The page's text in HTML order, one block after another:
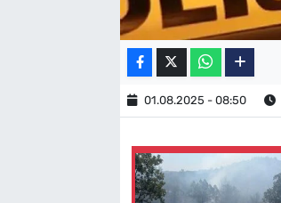
01.08.2025 - 08:50